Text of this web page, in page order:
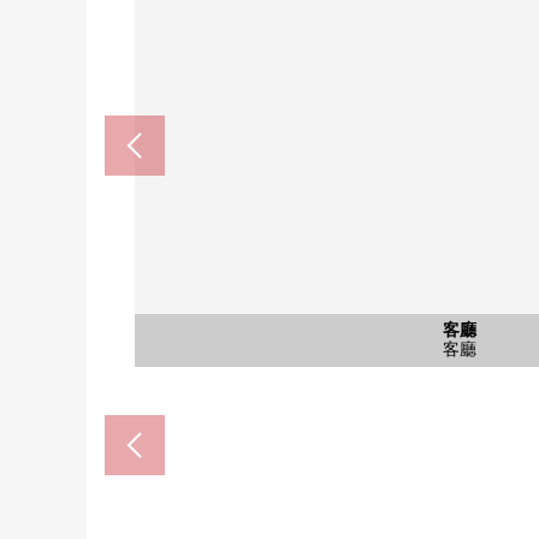
客廳
客廳
客廳
客廳
廚房
廚房
外觀
外觀
公共汽車
公共汽車
洗臉
洗臉
廁所
1F廁所
西式房間
西式房間
西式房間
西式房間
西式房間
西式房間
和式房間
和式房間
室內
儲藏室
陽台
內部陽台
門口
門口
客廳
客廳
廁所
2F廁所
豐川站(大阪單軌電車彩都線)(
步行14分鐘
KOHYO小野原店(約
步行5分鐘
Welcia箕面小野原東商店(約
步行5分鐘
關西超市小野原店(約
步行10分鐘
COCOKARA FINE小野原店(
步行10分鐘
桑迪箕面小野原店(約
步行11分鐘